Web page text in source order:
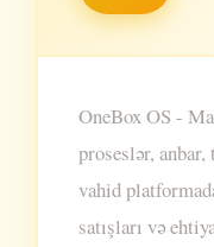
OneBox OS -
proseslər,
vahid
satışları və